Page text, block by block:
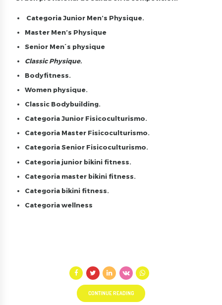
Categoria Junior Men’s Physique.
Master Men’s Physique
Senior Men´s physique
Classic Physique.
Bodyfitness.
Women physique.
Classic Bodybuilding.
Categoria Junior Fisicoculturismo.
Categoria Master Fisicoculturismo.
Categoria Senior Fisicoculturismo.
Categoria junior bikini fitness.
Categoria master bikini fitness.
Categoria bikini fitness.
Categoria wellness
CONTINUE READING